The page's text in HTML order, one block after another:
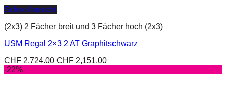
Schnellansicht
(2x3) 2 Fächer breit und 3 Fächer hoch (2x3)
USM Regal 2×3 2 AT Graphitschwarz
CHF2,724.00 CHF 2,151.00
-22%